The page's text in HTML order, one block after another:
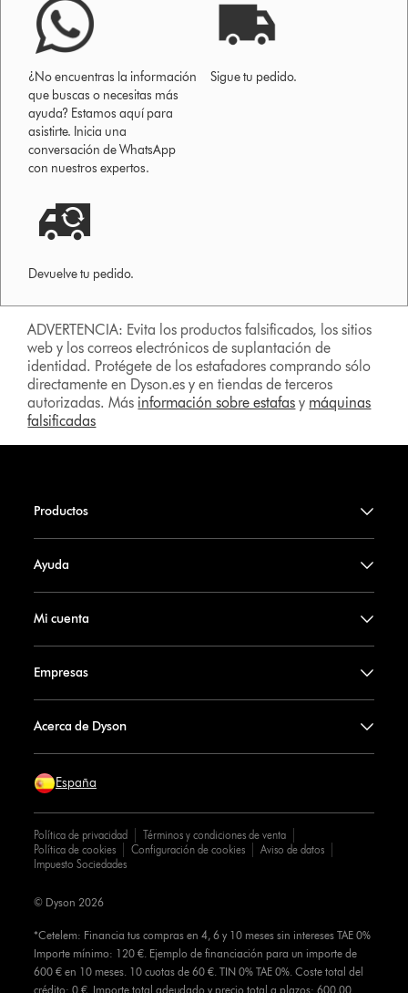
¿No encuentras la información
que buscas o necesitas más
ayuda? Estamos aquí para
asistirte. Inicia una
conversación de WhatsApp
con nuestros expertos.
Sigue tu pedido.
Devuelve tu pedido.
ADVERTENCIA: Evita los productos falsificados, los sitios
web y los correos electrónicos de suplantación de
identidad. Protégete de los estafadores comprando sólo
directamente en Dyson.es y en tiendas de terceros
autorizadas. Más información sobre estafas y máquinas
falsificadas
Productos
Ayuda
Mi cuenta
Empresas
Acerca de Dyson
España
Política de privacidad
Términos y condiciones de venta
Política de cookies
Configuración de cookies
Aviso de datos
Impuesto Sociedades
*Cetelem: Financia tus compras en 4, 6 y 10 meses sin intereses TAE 0%
Importe mínimo: 120 €. Ejemplo de financiación para un importe de
600 € en 10 meses. 10 cuotas de 60 €. TIN 0% TAE 0%. Coste total del
crédito: 0 €. Importe total adeudado y precio total a plazos: 600,00
© Dyson 2026